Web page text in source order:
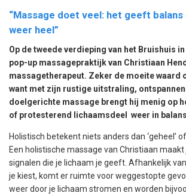
“Massage doet veel: het geeft balans
weer heel”
Op de tweede verdieping van het Bruishuis
pop-up massagepraktijk van Christiaan
massagetherapeut. Zeker de moeite waard
want met zijn rustige uitstraling,
doelgerichte massage brengt hij menig op
of protesterend lichaamsdeel weer in
Holistisch betekent niets anders dan ‘geheel’
Een holistische massage van Christiaan
signalen die je lichaam je geeft. Afhankelijk
je kiest, komt er ruimte voor weggestopte
weer door je lichaam stromen en worden